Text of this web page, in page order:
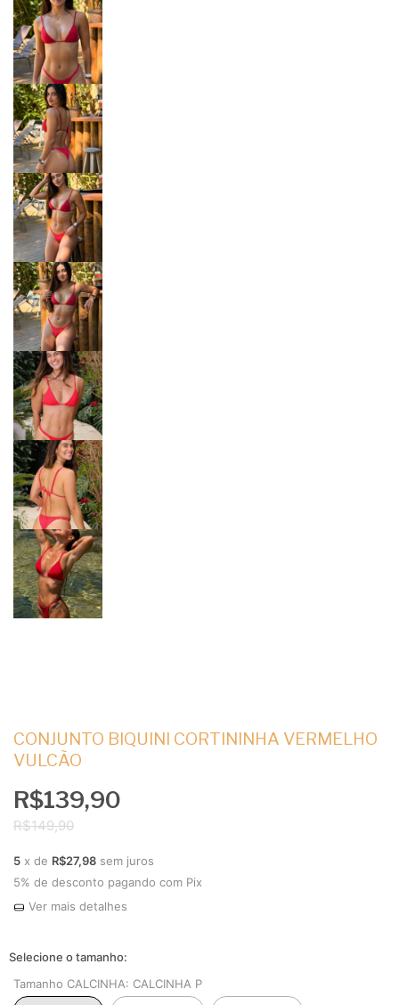
CONJUNTO BIQUINI CORTININHA VERMELHO
VULCÃO
R$139,90
R$149,90
5 x de R$27,98 sem juros
5% de desconto pagando com Pix
Ver mais detalhes
Tamanho CALCINHA: CALCINHA P